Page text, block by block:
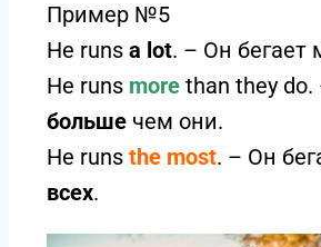
Пример №5
He runs a lot. – Он бегает
He runs more than they do.
больше чем они.
He runs the most. – Он
всех.